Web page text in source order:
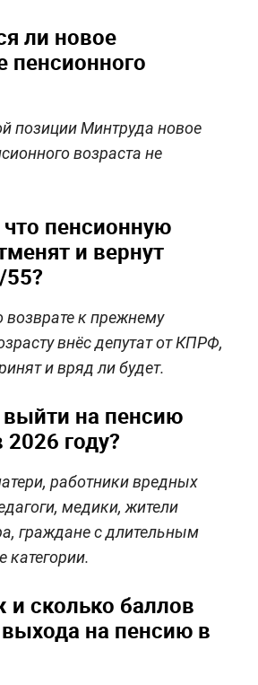
ли новое
позиции Минтруда новое
возраста не
пенсионную
и вернут
55?
возврате к прежнему
внёс депутат от КПРФ,
и вряд ли будет.
на пенсию
году?
работники вредных
медики, жители
граждане с длительным
категории.
и сколько баллов
на пенсию в